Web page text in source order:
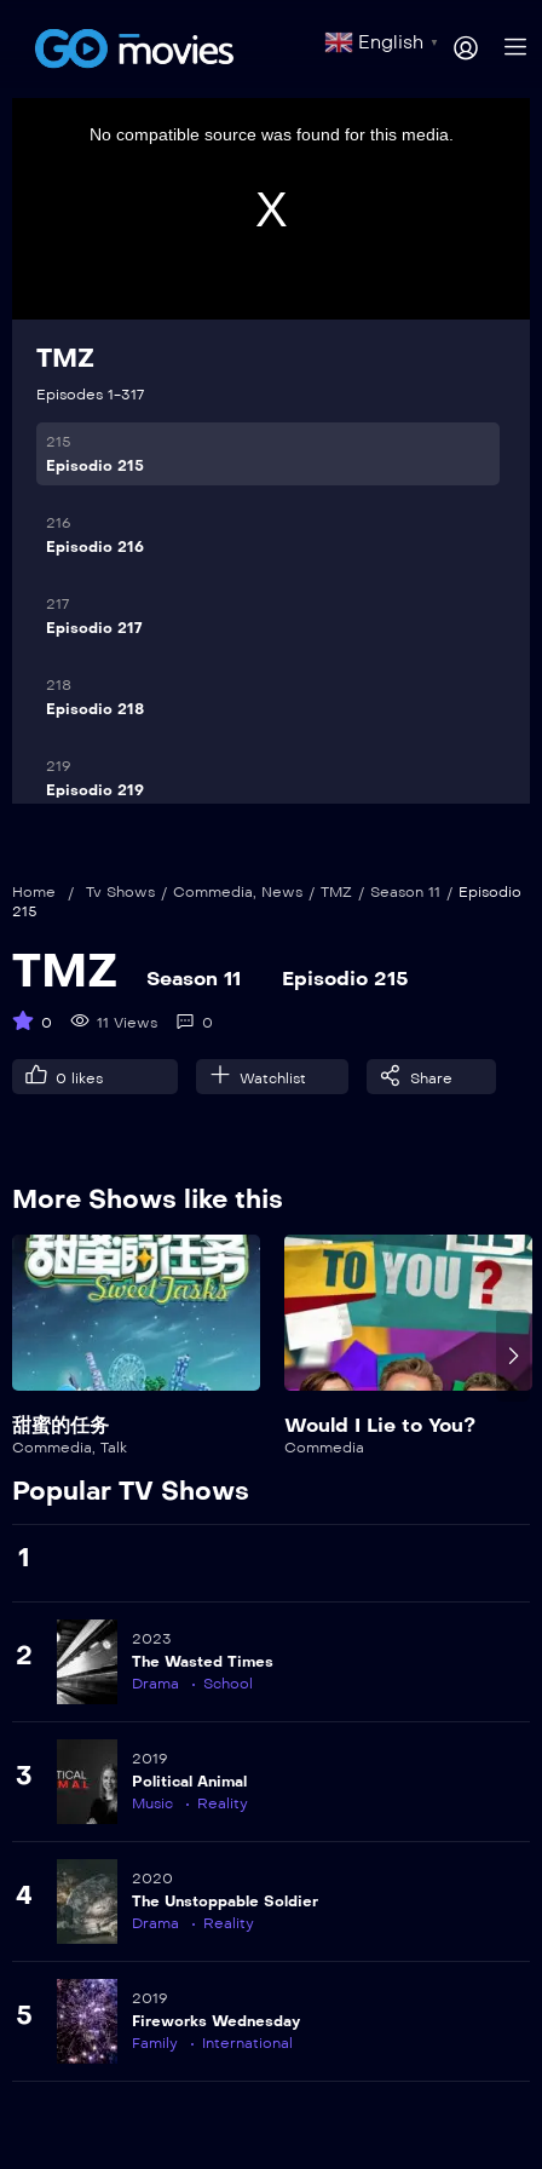
English ▼
No compatible source was found for this media.
TMZ
Episodes 1-317
210
Episodio 210
Episodio 211
214
Episodio 214
215
Episodio 215
216
Episodio 216
217
Episodio 217
218
Episodio 218
219
Episodio 219
Episodio 221
223
Episodio 224
225
Episodio 225
226
Episodio 226
227
Episodio 227
228
Episodio 228
Episodio 229
230
Episodio 230
231
Episodio 231
232
Episodio 232
233
Episodio 233
234
Episodio 234
235
Home / Tv Shows / Commedia, News / TMZ / Season 11 / Episodio
215
TMZ Season 11 Episodio 215
0 11 Views 0
0 likes Watchlist Share
More Shows like this
甜蜜的任务
Commedia, Talk
Would I Lie to You?
Commedia
Popular TV Shows
1
2
2023
The Wasted Times
Drama
School
3
2019
Political Animal
Music
Reality
4
2020
The Unstoppable Soldier
Drama
Reality
5
2019
Fireworks Wednesday
Family
International